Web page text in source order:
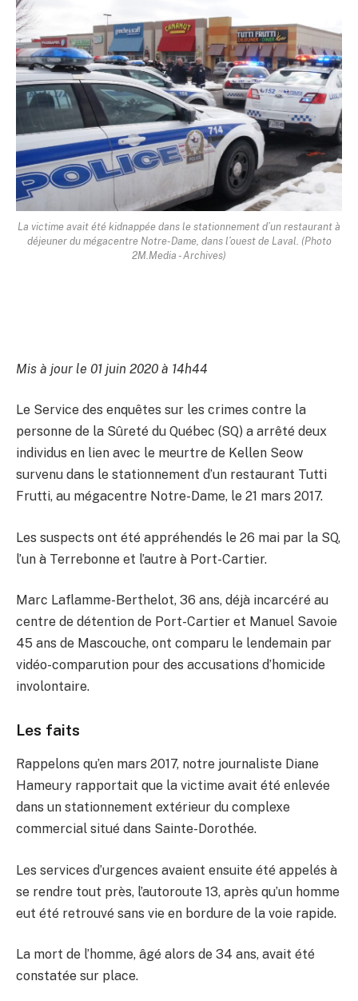
La victime avait été kidnappée dans le stationnement d’un restaurant à
déjeuner du mégacentre Notre-Dame, dans l’ouest de Laval. (Photo
2M.Media - Archives)
Mis à jour le 01 juin 2020 à 14h44
Le Service des enquêtes sur les crimes contre la
personne de la Sûreté du Québec (SQ) a arrêté deux
individus en lien avec le meurtre de Kellen Seow
survenu dans le stationnement d’un restaurant Tutti
Frutti, au mégacentre Notre-Dame, le 21 mars 2017.
Les suspects ont été appréhendés le 26 mai par la SQ,
l’un à Terrebonne et l’autre à Port-Cartier.
Marc Laflamme-Berthelot, 36 ans, déjà incarcéré au
centre de détention de Port-Cartier et Manuel Savoie
45 ans de Mascouche, ont comparu le lendemain par
vidéo-comparution pour des accusations d’homicide
involontaire.
Les faits
Rappelons qu’en mars 2017, notre journaliste Diane
Hameury rapportait que la victime avait été enlevée
dans un stationnement extérieur du complexe
commercial situé dans Sainte-Dorothée.
Les services d’urgences avaient ensuite été appelés à
se rendre tout près, l’autoroute 13, après qu’un homme
eut été retrouvé sans vie en bordure de la voie rapide.
La mort de l’homme, âgé alors de 34 ans, avait été
constatée sur place.